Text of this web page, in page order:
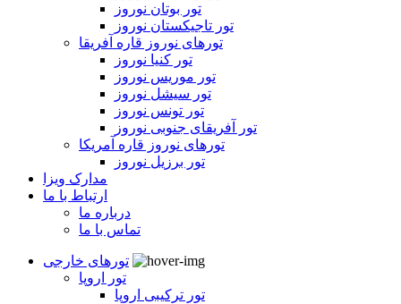
تور بوتان نوروز
تور تاجیکستان نوروز
تورهای نوروز قاره آفریقا
تور کنیا نوروز
تور موریس نوروز
تور سیشل نوروز
تور تونس نوروز
تور آفریقای جنوبی نوروز
تورهای نوروز قاره آمریکا
تور برزیل نوروز
مدارک ویزا
ارتباط با ما
درباره ما
تماس با ما
تورهای خارجی
تور اروپا
تور ترکیبی اروپا